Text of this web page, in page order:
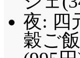
夜: 四
穀ご